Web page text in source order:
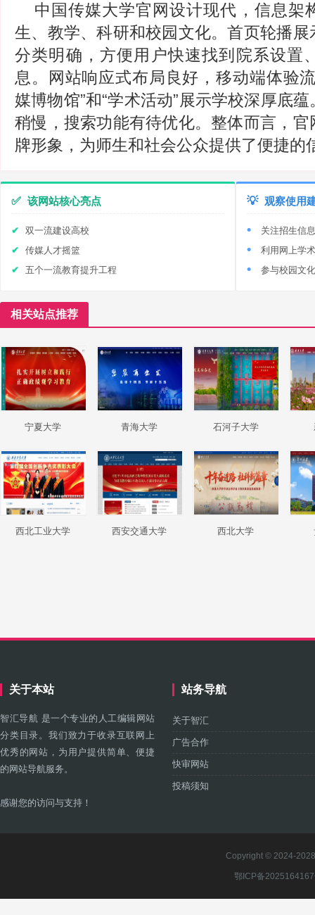
中国传媒大学官网设计现代，信息架
生、教学、科研和校园文化。首页轮播
分类明确，方便用户快速找到院系设置
息。网站响应式布局良好，移动端体验
媒博物馆”和“学术活动”展示学校深厚底
稍慢，搜索功能有待优化。整体而言，
牌形象，为师生和社会公众提供了便捷的
✅ 该网站核心亮点
双一流建设高校
传媒人才摇篮
五个一流教育提升工程
💡 观察使用
关注招生信
利用网上学
参与校园文
相关站点推荐
宁夏大学 青海大学 石河子大学
西北工业大学 西安交通大学 西北大学
关于本站
智汇导航 是一个专业的人工编辑网站
分类目录。我们致力于收录互联网上
优秀的网站，为用户提供简单、便捷
的网站导航服务。
感谢您的访问与支持！
站务导航
关于智汇
广告合作
快审网站
投稿须知
Copyright © 2024-
鄂ICP备